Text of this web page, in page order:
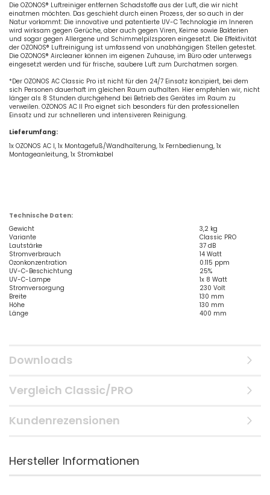
Die OZONOS® Luftreiniger entfernen Schadstoffe aus der Luft, die wir nicht
einatmen möchten. Das geschieht durch einen Prozess, der so auch in der
Natur vorkommt: Die innovative und patentierte UV-C Technologie im Inneren
wird wirksam gegen Gerüche, aber auch gegen Viren, Keime sowie Bakterien
und sogar gegen Allergene und Schimmelpilzsporen eingesetzt. Die Effektivität
der OZONOS® Luftreinigung ist umfassend von unabhängigen Stellen getestet.
Die OZONOS® Aircleaner können im eigenen Zuhause, im Büro oder unterwegs
eingesetzt werden und für frische, saubere Luft zum Durchatmen sorgen.
*Der OZONOS AC Classic Pro ist nicht für den 24/7 Einsatz konzipiert, bei dem
sich Personen dauerhaft im gleichen Raum aufhalten. Hier empfehlen wir, nicht
länger als 8 Stunden durchgehend bei Betrieb des Gerätes im Raum zu
verweilen. OZONOS AC II Pro eignet sich besonders für den professionellen
Einsatz und zur schnelleren und intensiveren Reinigung.
Lieferumfang:
1x OZONOS AC I, 1x Montagefuß/Wandhalterung, 1x Fernbedienung, 1x
Montageanleitung, 1x Stromkabel
Technische Daten:
Gewicht
3,2 kg
Variante
Classic PRO
Lautstärke
37 dB
Stromverbrauch
14 Watt
Ozonkonzentration
0.115 ppm
UV-C-Beschichtung
25%
UV-C-Lampe
1x 8 Watt
Stromversorgung
230 Volt
Breite
130 mm
Höhe
130 mm
Länge
400 mm
Downloads
Vergleich Classic/PRO
Kundenrezensionen
Hersteller Informationen